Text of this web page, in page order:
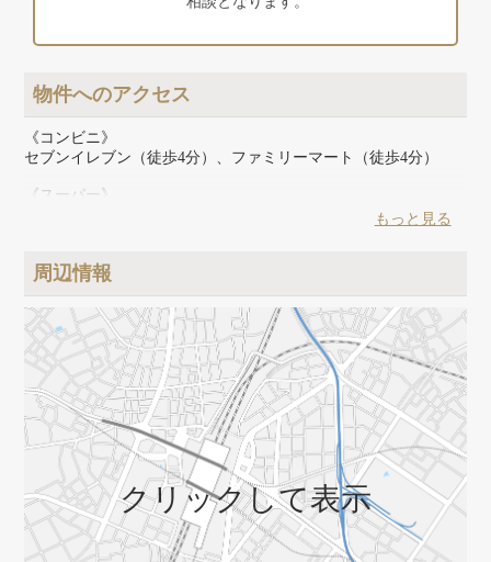
物件へのアクセス
《コンビニ》
セブンイレブン（徒歩4分）、ファミリーマート（徒歩4分）
《スーパー》
東急ストア（徒歩3分）、 スーパーオオゼキ（徒歩3分）、マル
《その他》
トモズ（徒歩9分）五反田図書館（徒歩10分）、目黒区民プール
（徒歩14分）
もっと見る
周辺情報
クリックして表示